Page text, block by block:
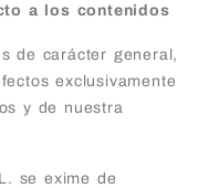
a los contenidos
de carácter general,
exclusivamente
y de nuestra
se exime de